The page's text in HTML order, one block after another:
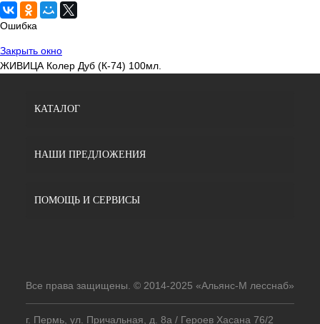
Ошибка
Закрыть окно
ЖИВИЦА Колер Дуб (К-74) 100мл.
КАТАЛОГ
НАШИ ПРЕДЛОЖЕНИЯ
ПОМОЩЬ И СЕРВИСЫ
Все права защищены. © 2014-2025 «Альянс-М лесснаб»
г. Пермь, ул. Причальная, д. 8а / Героев Хасана 76/2